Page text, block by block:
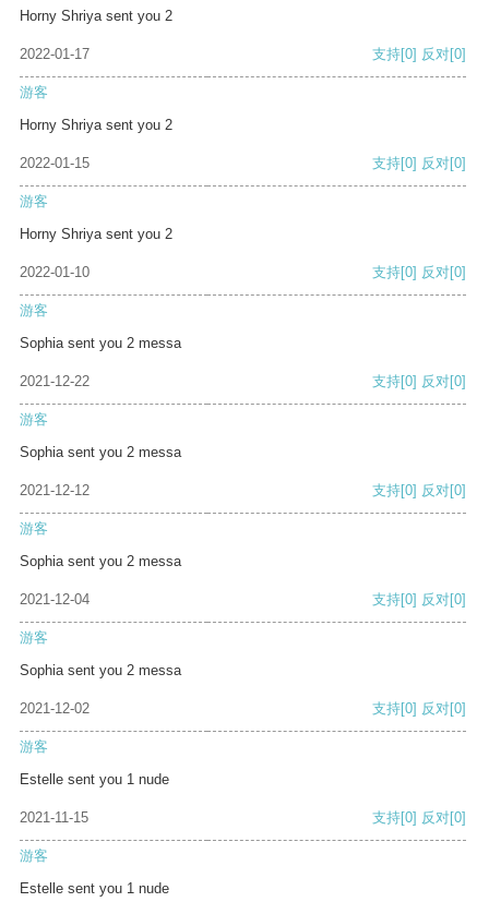
Horny Shriya sent you 2
2022-01-17 支持[0] 反对[0]
游客
Horny Shriya sent you 2
2022-01-15 支持[0] 反对[0]
游客
Horny Shriya sent you 2
2022-01-10 支持[0] 反对[0]
游客
Sophia sent you 2 messa
2021-12-22 支持[0] 反对[0]
游客
Sophia sent you 2 messa
2021-12-12 支持[0] 反对[0]
游客
Sophia sent you 2 messa
2021-12-04 支持[0] 反对[0]
游客
Sophia sent you 2 messa
2021-12-02 支持[0] 反对[0]
游客
Estelle sent you 1 nude
2021-11-15 支持[0] 反对[0]
游客
Estelle sent you 1 nude